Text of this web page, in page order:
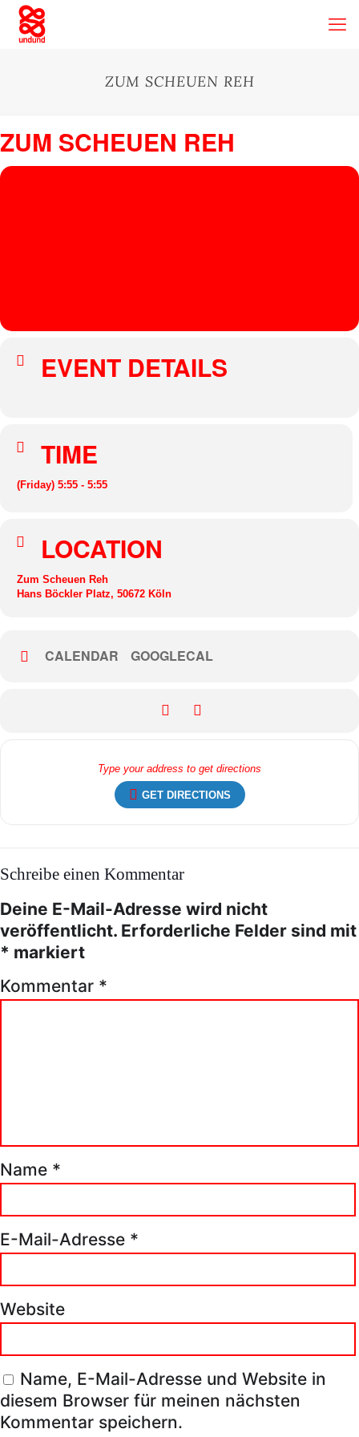
ZUM SCHEUEN REH
ZUM SCHEUEN REH
EVENT DETAILS
TIME
(Friday) 5:55 - 5:55
LOCATION
Zum Scheuen Reh
Hans Böckler Platz, 50672 Köln
CALENDAR GOOGLECAL
GET DIRECTIONS
Schreibe einen Kommentar
Deine E-Mail-Adresse wird nicht
veröffentlicht. Erforderliche Felder sind mit
* markiert
Kommentar *
Name *
E-Mail-Adresse *
Website
Name, E-Mail-Adresse und Website in
diesem Browser für meinen nächsten
Kommentar speichern.